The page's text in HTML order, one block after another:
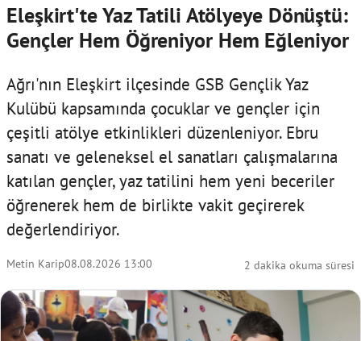
Eleşkirt'te Yaz Tatili Atölyeye Dönüştü:
Gençler Hem Öğreniyor Hem Eğleniyor
Ağrı'nın Eleşkirt ilçesinde GSB Gençlik Yaz
Kulübü kapsamında çocuklar ve gençler için
çeşitli atölye etkinlikleri düzenleniyor. Ebru
sanatı ve geleneksel el sanatları çalışmalarına
katılan gençler, yaz tatilini hem yeni beceriler
öğrenerek hem de birlikte vakit geçirerek
değerlendiriyor.
Metin Karip08.08.2026 13:00 2 dakika okuma süresi